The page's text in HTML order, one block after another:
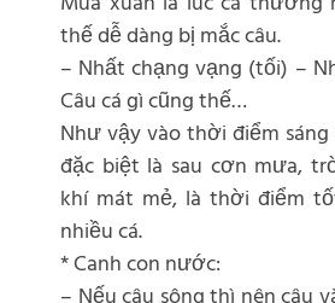
thế dễ dàng bị mắc câu.
– Nhất chạng vạng (tối) –
Câu cá gì cũng thế…
Như vậy vào thời điểm
đặc biệt là sau cơn mưa,
khí mát mẻ, là thời điểm
nhiều cá.
* Canh con nước: